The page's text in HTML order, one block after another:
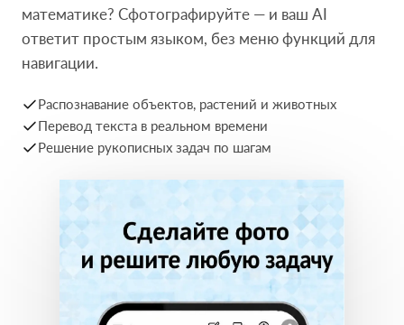
математике? Сфотографируйте — и ваш AI
ответит простым языком, без меню функций для
навигации.
Распознавание объектов, растений и животных
Перевод текста в реальном времени
Решение рукописных задач по шагам